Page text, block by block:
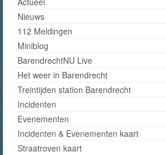
Nieuws
112 Meldingen
Miniblog
BarendrechtNU Live
Het weer in Barendrecht
Treintijden station Barendrecht
Incidenten
Evenementen
Incidenten & Evenementen kaart
Straatroven kaart